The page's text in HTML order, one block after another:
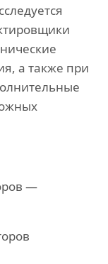
а также при
—